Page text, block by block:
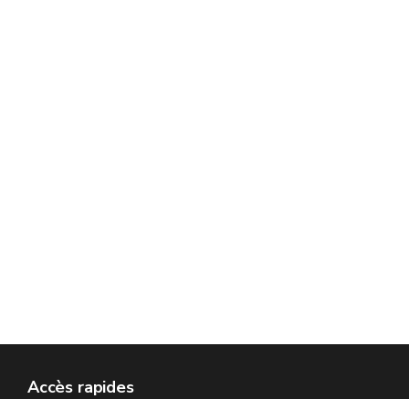
Accès rapides